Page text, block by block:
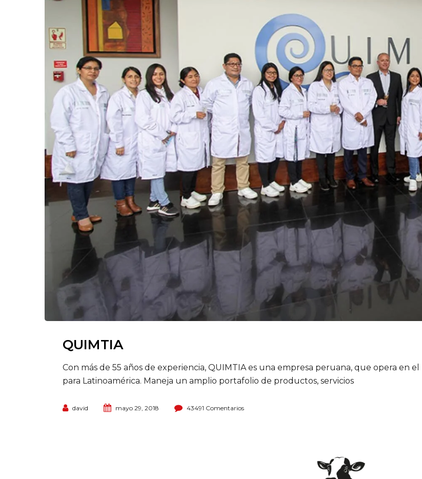
QUIMTIA
Con más de 55 años de experiencia, QUIMTIA es una empresa peruana, que opera
para Latinoamérica. Maneja un amplio portafolio de productos, servicios
david mayo 29, 2018 43491 Comentarios